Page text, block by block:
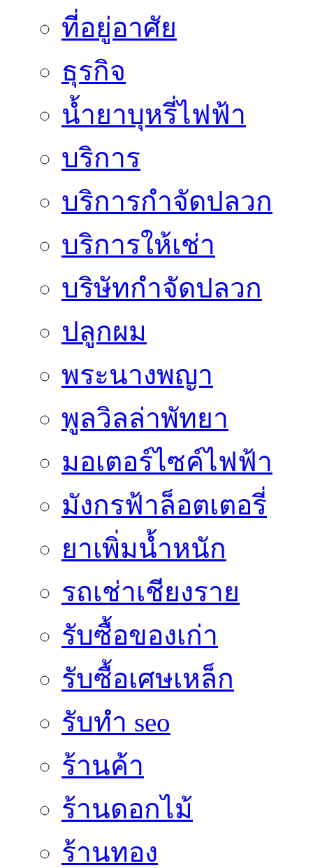
ที่อยู่อาศัย
ธุรกิจ
น้ำยาบุหรี่ไฟฟ้า
บริการ
บริการกำจัดปลวก
บริการให้เช่า
บริษัทกำจัดปลวก
ปลูกผม
พระนางพญา
พูลวิลล่าพัทยา
มอเตอร์ไซค์ไฟฟ้า
มังกรฟ้าล็อตเตอรี่
ยาเพิ่มน้ำหนัก
รถเช่าเชียงราย
รับซื้อของเก่า
รับซื้อเศษเหล็ก
รับทำ seo
ร้านค้า
ร้านดอกไม้
ร้านทอง